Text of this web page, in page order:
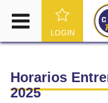
LOGIN
Horarios
2025